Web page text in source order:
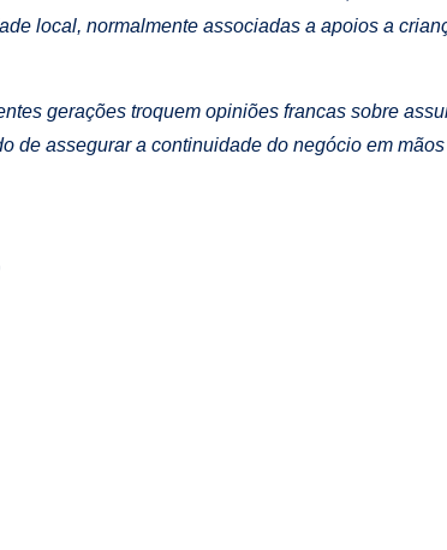
local, normalmente associadas a apoios a
gerações troquem opiniões francas sobre
assegurar a continuidade do negócio em